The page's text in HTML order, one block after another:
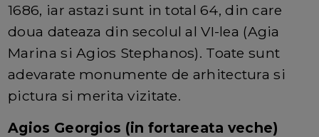
1686, iar astazi sunt in total 64, din care
doua dateaza din secolul al VI-lea (Agia
Marina si Agios Stephanos). Toate sunt
adevarate monumente de arhitectura si
pictura si merita vizitate.
Agios Georgios (in fortareata veche)